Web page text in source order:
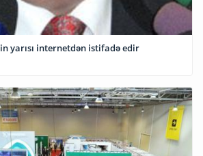
yarısı internetdən istifadə edir